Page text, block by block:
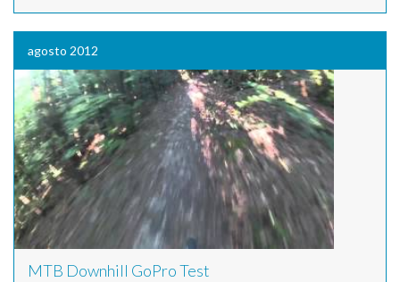
agosto 2012
MTB Downhill GoPro Test